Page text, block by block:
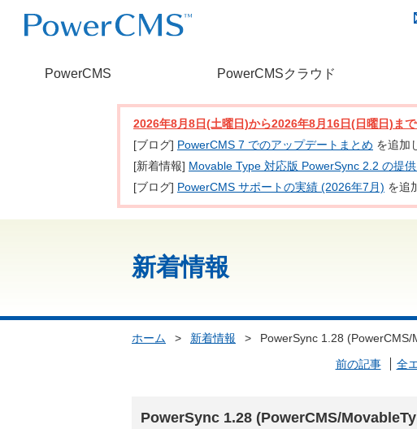
PowerCMS PowerCMSクラウド
2026年8月8日(土曜日)から2026年8月16日(日曜日)まで
[ブログ] PowerCMS 7 でのアップデートまとめ を追加
[新着情報] Movable Type 対応版 PowerSync 2.2 の提
[ブログ] PowerCMS サポートの実績 (2026年7月) を追
新着情報
ホーム > 新着情報 >
PowerSync 1.28
前の記事
全
PowerSync 1.28 (PowerCMS/